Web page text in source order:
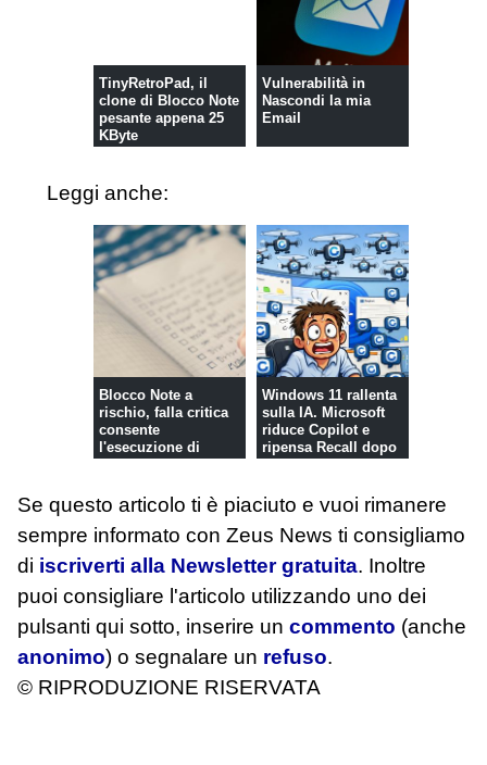
TinyRetroPad, il
clone di Blocco Note
pesante appena 25
KByte
Vulnerabilità in
Nascondi la mia
Email
Leggi anche:
Blocco Note a
rischio, falla critica
consente
l'esecuzione di
Windows 11 rallenta
sulla IA. Microsoft
riduce Copilot e
ripensa Recall dopo
Se questo articolo ti è piaciuto e vuoi rimanere
sempre informato con Zeus News ti consigliamo
di iscriverti alla Newsletter gratuita. Inoltre
puoi consigliare l'articolo utilizzando uno dei
pulsanti qui sotto, inserire un commento (anche
anonimo) o segnalare un refuso.
© RIPRODUZIONE RISERVATA